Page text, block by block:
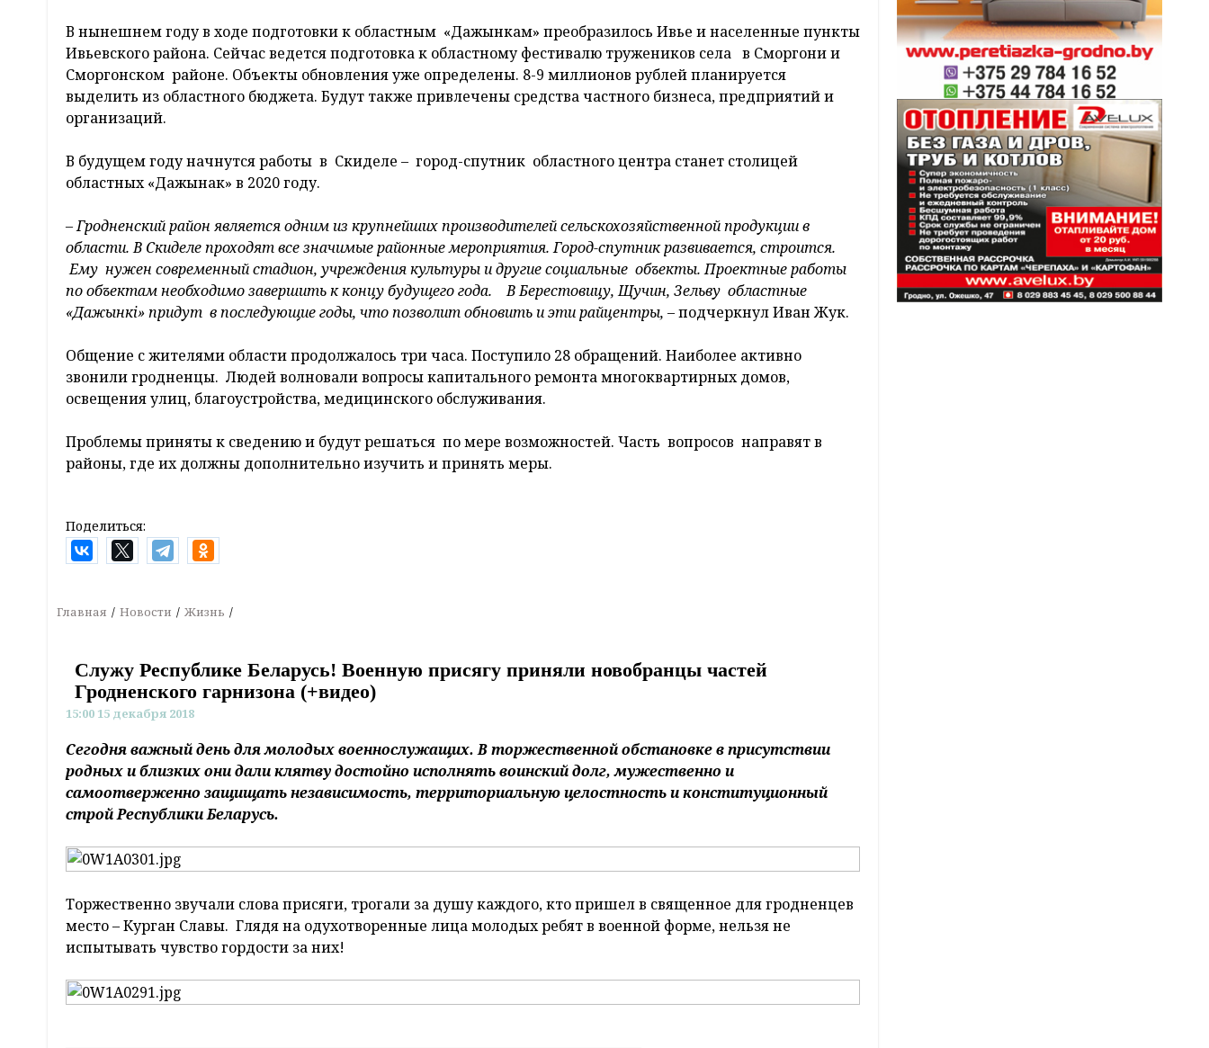
В нынешнем году в ходе подготовки к областным «Дажынкам» преобразилось Ивье и населенные пункты
Ивьевского района. Сейчас ведется подготовка к областному фестивалю тружеников села в Сморгони и
Сморгонском районе. Объекты обновления уже определены. 8-9 миллионов рублей планируется
выделить из областного бюджета. Будут также привлечены средства частного бизнеса, предприятий и
организаций.
В будущем году начнутся работы в Скиделе – город-спутник областного центра станет столицей
областных «Дажынак» в 2020 году.
– Гродненский район является одним из крупнейших производителей сельскохозяйственной продукции в
области. В Скиделе проходят все значимые районные мероприятия. Город-спутник развивается, строится.
Ему нужен современный стадион, учреждения культуры и другие социальные объекты. Проектные работы
по объектам необходимо завершить к концу будущего года. В Берестовицу, Щучин, Зельву областные
«Дажынкі» придут в последующие годы, что позволит обновить и эти райцентры, – подчеркнул Иван Жук.
Общение с жителями области продолжалось три часа. Поступило 28 обращений. Наиболее активно
звонили гродненцы. Людей волновали вопросы капитального ремонта многоквартирных домов,
освещения улиц, благоустройства, медицинского обслуживания.
Проблемы приняты к сведению и будут решаться по мере возможностей. Часть вопросов направят в
районы, где их должны дополнительно изучить и принять меры.
Поделиться:
Главная Новости Жизнь
Служу Республике Беларусь! Военную присягу приняли новобранцы частей
Гродненского гарнизона (+видео)
15:00 15 декабря 2018
Сегодня важный день для молодых военнослужащих. В торжественной обстановке в присутствии
родных и близких они дали клятву достойно исполнять воинский долг, мужественно и
самоотверженно защищать независимость, территориальную целостность и конституционный
строй Республики Беларусь.
Торжественно звучали слова присяги, трогали за душу каждого, кто пришел в священное для гродненцев
место – Курган Славы. Глядя на одухотворенные лица молодых ребят в военной форме, нельзя не
испытывать чувство гордости за них!